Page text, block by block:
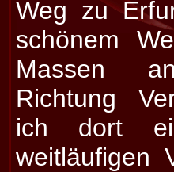
Weg zu
schönem
Massen
Richtung
ich dort
weitläufigen